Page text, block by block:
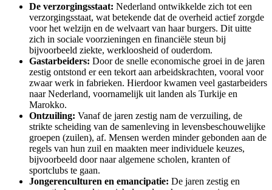
De verzorgingsstaat: Nederland ontwikkelde zich tot een
verzorgingsstaat, wat betekende dat de overheid actief zorgde
voor het welzijn en de welvaart van haar burgers. Dit uitte
zich in sociale voorzieningen en financiële steun bij
bijvoorbeeld ziekte, werkloosheid of ouderdom.
Gastarbeiders: Door de snelle economische groei in de jaren
zestig ontstond er een tekort aan arbeidskrachten, vooral voor
zwaar werk in fabrieken. Hierdoor kwamen veel gastarbeiders
naar Nederland, voornamelijk uit landen als Turkije en
Marokko.
Ontzuiling: Vanaf de jaren zestig nam de verzuiling, de
strikte scheiding van de samenleving in levensbeschouwelijke
groepen (zuilen), af. Mensen werden minder gebonden aan de
regels van hun zuil en maakten meer individuele keuzes,
bijvoorbeeld door naar algemene scholen, kranten of
sportclubs te gaan.
Jongerenculturen en emancipatie: De jaren zestig en